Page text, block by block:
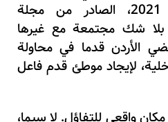
الغذائي العالمي لعام 2021، الصادر من مجلة
بلا شك مجتمعة مع غيرها
الأردن قدما في محاولة
لإيجاد موطئ قدم فاعل
واقعي للتفاؤل. لا سيما،